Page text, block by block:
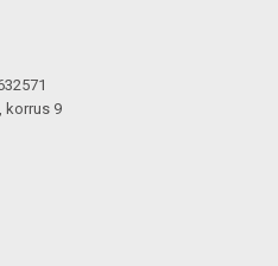
korrus 9